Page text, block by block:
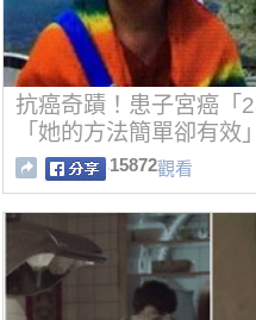
抗癌奇蹟！患子宮癌「
「她的方法簡單卻有效
15872觀看